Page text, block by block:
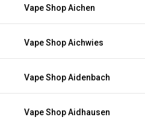
Vape Shop Aichen
Vape Shop Aichwies
Vape Shop Aidenbach
Vape Shop Aidhausen